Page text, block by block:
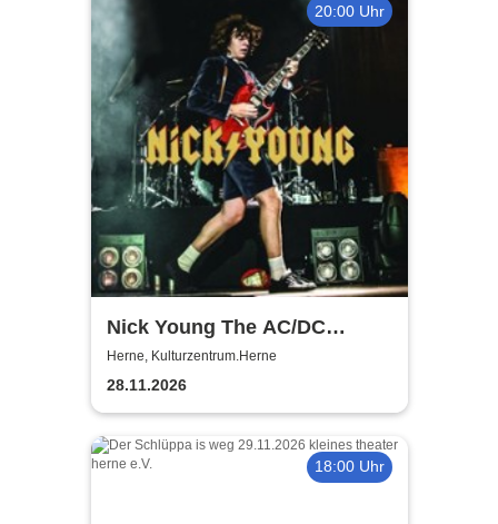
20:00 Uhr
Nick Young The AC/DC
Master-Band
Herne, Kulturzentrum.Herne
28.11.2026
18:00 Uhr